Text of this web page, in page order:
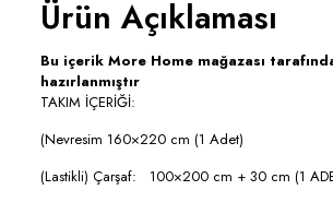
Kırmızı
Çizgili
adet
Ürün Açıklaması
Bu içerik More Home mağazası
hazırlanmıştır
TAKIM İÇERİĞİ:
(Nevresim 160×220 cm (1 Adet)
(Lastikli) Çarşaf: 100×200 cm + 30 cm (1